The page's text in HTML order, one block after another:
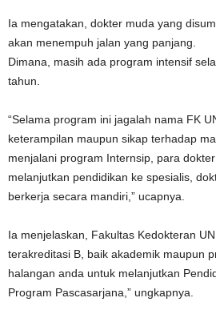
Ia mengatakan, dokter muda yang
akan menempuh jalan yang panjang.
Dimana, masih ada program intensif
tahun.
“Selama program ini jagalah nama FK
keterampilan maupun sikap terhadap
menjalani program Internsip, para
melanjutkan pendidikan ke spesialis,
berkerja secara mandiri,” ucapnya.
Ia menjelaskan, Fakultas Kedokteran
terakreditasi B, baik akademik maupun
halangan anda untuk melanjutkan
Program Pascasarjana,” ungkapnya.